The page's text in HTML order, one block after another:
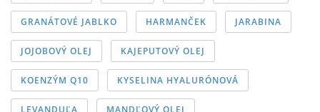
GRANÁTOVÉ JABLKO HARMANČEK JARABINA
JOJOBOVÝ OLEJ KAJEPUTOVÝ OLEJ
KOENZÝM Q10 KYSELINA HYALURÓNOVÁ